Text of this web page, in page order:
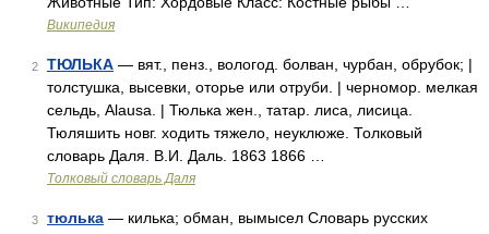
Википедия
2 ТЮЛЬКА — вят., пенз., вологод. болван, чурбан, обрубок; |
толстушка, высевки, оторье или отруби. | черномор. мелкая
сельдь, Alausa. | Тюлька жен., татар. лиса, лисица.
Тюляшить новг. ходить тяжело, неуклюже. Толковый
словарь Даля. В.И. Даль. 1863 1866 …
Толковый словарь Даля
3 тюлька — килька; обман, вымысел Словарь русских